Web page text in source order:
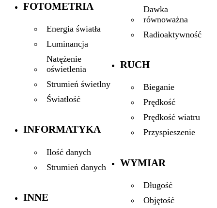
FOTOMETRIA
Energia światła
Luminancja
Natężenie
oświetlenia
Strumień świetlny
Światłość
INFORMATYKA
Ilość danych
Strumień danych
INNE
Dawka
równoważna
Radioaktywność
RUCH
Bieganie
Prędkość
Prędkość wiatru
Przyspieszenie
WYMIAR
Długość
Objętość